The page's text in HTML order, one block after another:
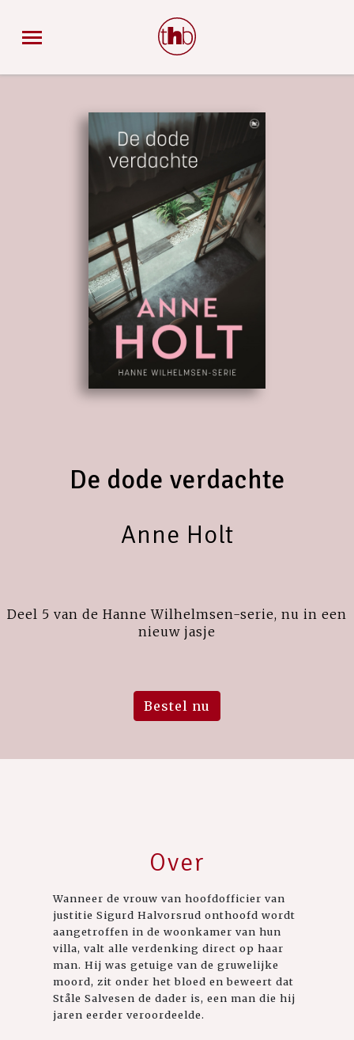
De dode verdachte
Anne Holt
Deel 5 van de Hanne Wilhelmsen-serie, nu in een
nieuw jasje
Bestel nu
Over
Wanneer de vrouw van hoofdofficier van
justitie Sigurd Halvorsrud onthoofd wordt
aangetroffen in de woonkamer van hun
villa, valt alle verdenking direct op haar
man. Hij was getuige van de gruwelijke
moord, zit onder het bloed en beweert dat
Ståle Salvesen de dader is, een man die hij
jaren eerder veroordeelde.